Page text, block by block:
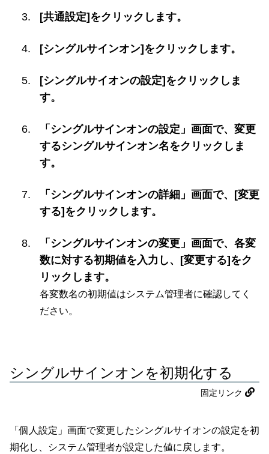
[共通設定]をクリックします。
[シングルサインオン]をクリックします。
[シングルサイオンの設定]をクリックしま
す。
「シングルサインオンの設定」画面で、変更
するシングルサインオン名をクリックしま
す。
「シングルサインオンの詳細」画面で、[変更
する]をクリックします。
「シングルサインオンの変更」画面で、各変
数に対する初期値を入力し、[変更する]をク
リックします。
各変数名の初期値はシステム管理者に確認してく
ださい。
シングルサインオンを初期化する
固定リンク
「個人設定」画面で変更したシングルサイオンの設定を初
期化し、システム管理者が設定した値に戻します。